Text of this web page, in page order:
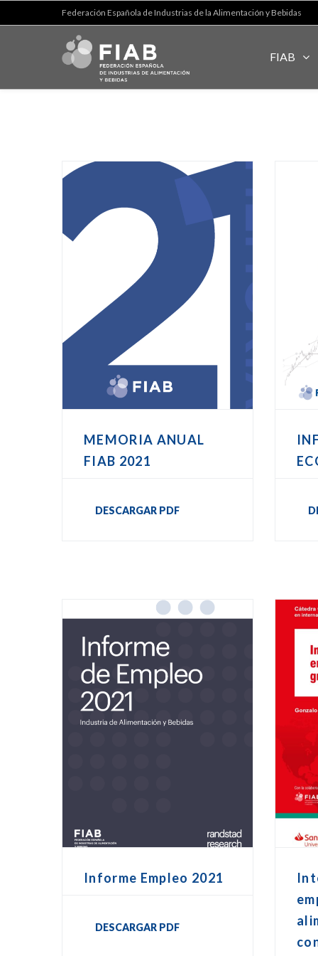
Federación Española de Industrias de la Alimentación y Bebidas
FIAB
MEMORIA ANUAL
FIAB 2021
DESCARGAR PDF
Informe Empleo 2021
DESCARGAR PDF